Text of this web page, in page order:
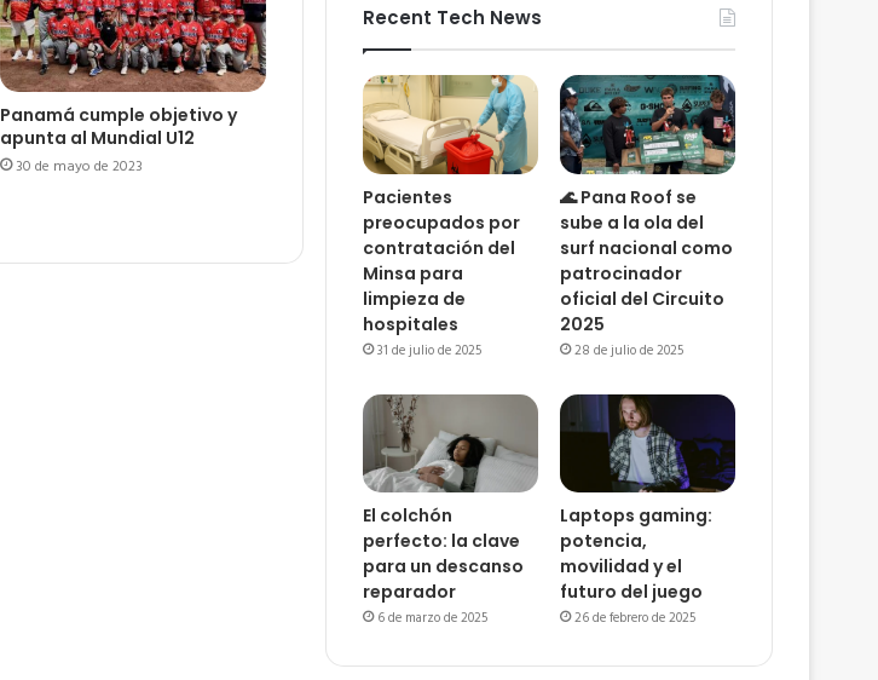
Panamá cumple objetivo y
apunta al Mundial U12
30 de mayo de 2023
Recent Tech News
Pacientes
preocupados por
contratación del
Minsa para
limpieza de
hospitales
31 de julio de 2025
🌊 Pana Roof se
sube a la ola del
surf nacional como
patrocinador
oficial del Circuito
2025
28 de julio de 2025
El colchón
perfecto: la clave
para un descanso
reparador
6 de marzo de 2025
Laptops gaming:
potencia,
movilidad y el
futuro del juego
26 de febrero de 2025